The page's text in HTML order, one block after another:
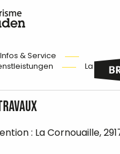
Infos & Service
La
: La Cornouaille,